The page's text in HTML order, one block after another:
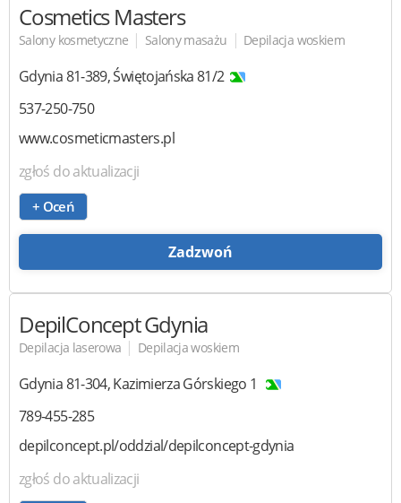
Cosmetics Masters
Salony kosmetyczne | Salony masażu | Depilacja woskiem
Gdynia81-389,Świętojańska 81/2
537-250-750
www.cosmeticmasters.pl
zgłoś do aktualizacji
+ Oceń
Zadzwoń
DepilConcept Gdynia
Depilacja laserowa | Depilacja woskiem
Gdynia81-304,Kazimierza Górskiego 1
789-455-285
depilconcept.pl/oddzial/depilconcept-gdynia
zgłoś do aktualizacji